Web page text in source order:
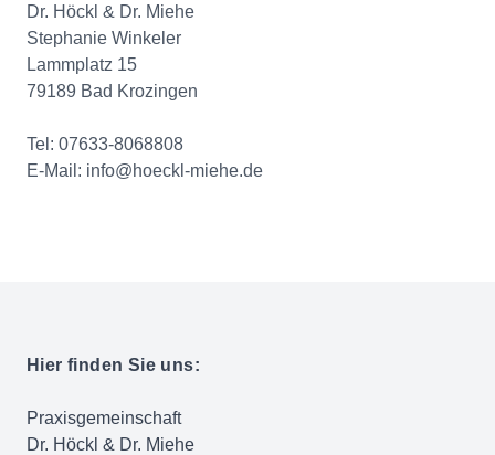
Dr. Höckl & Dr. Miehe
Stephanie Winkeler
Lammplatz 15
79189 Bad Krozingen
Tel: 07633-8068808
E-Mail: info@hoeckl-miehe.de
Hier finden Sie uns:
Praxisgemeinschaft
Dr. Höckl & Dr. Miehe